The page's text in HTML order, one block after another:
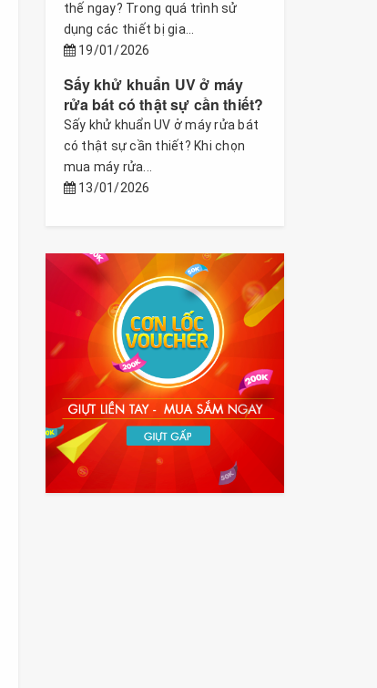
thế ngay? Trong quá trình sử
dụng các thiết bị gia...
19/01/2026
Sấy khử khuẩn UV ở máy
rửa bát có thật sự cần thiết?
Sấy khử khuẩn UV ở máy rửa bát
có thật sự cần thiết? Khi chọn
mua máy rửa...
13/01/2026